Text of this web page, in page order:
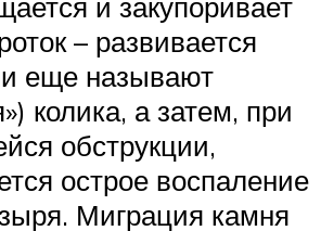
и закупоривает
– развивается
еще называют
колика, а затем, при
обструкции,
острое воспаление
Миграция камня